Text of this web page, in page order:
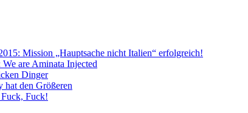
Mission „Hauptsache nicht Italien“ erfolgreich!
are Aminata Injected
Dinger
den Größeren
Fuck!